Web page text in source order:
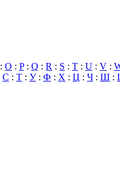
: O : P: Q : R : S : T : U : V :
С : Т : У: Ф : Х : Ц : Ч : Ш :